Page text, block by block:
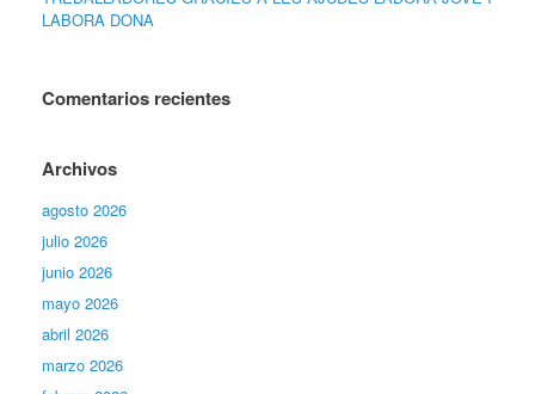
LABORA DONA
Comentarios recientes
Archivos
agosto 2026
julio 2026
junio 2026
mayo 2026
abril 2026
marzo 2026